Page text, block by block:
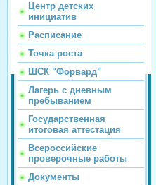
Центр детских
инициатив
Расписание
Точка роста
ШСК "Форвард"
Лагерь с дневным
пребыванием
Государственная
итоговая аттестация
Всероссийские
проверочные работы
Документы